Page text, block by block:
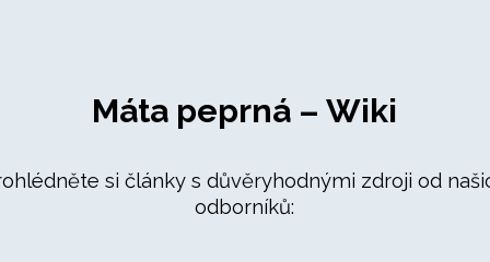
Máta peprná – Wiki
si články s důvěryhodnými zdroji od
odborníků: